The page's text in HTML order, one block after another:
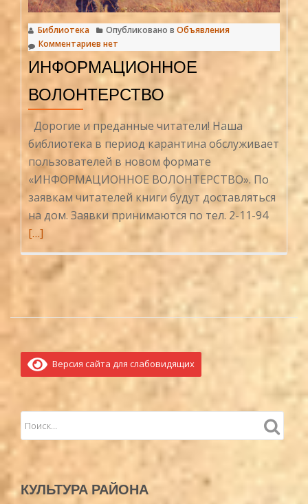
Библиотека Опубликовано в Объявления
Комментариев нет
ИНФОРМАЦИОННОЕ
ВОЛОНТЕРСТВО
Дорогие и преданные читатели! Наша
библиотека в период карантина обслуживает
пользователей в новом формате
«ИНФОРМАЦИОННОЕ ВОЛОНТЕРСТВО». По
заявкам читателей книги будут доставляться
на дом. Заявки принимаются по тел. 2-11-94Читать
[…]
Версия сайта для слабовидящих
КУЛЬТУРА РАЙОНА